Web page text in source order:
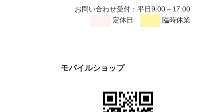
お問い合わせ受付：平日9:00～17:00
定休日
臨時休業
モバイルショップ